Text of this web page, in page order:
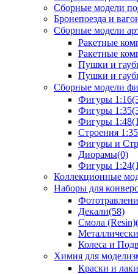
Сборные модели
Бронепоезда и
Сборные модели
Ракетные
Ракетные
Пушки и
Пушки и
Сборные модели
Фигуры 1:16
Фигуры 1:35
Фигуры 1:48
Строения 1:35
Фигуры и
Диорамы(0)
Фигуры 1:24
Коллекционные
Наборы для
Декали(58)
Смола (Resin)
Колеса и
Химия для
Краски и лаки